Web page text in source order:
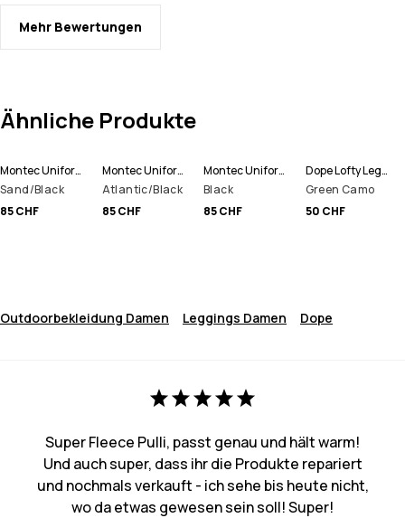
Mehr Bewertungen
Ähnliche Produkte
Montec Uniform W Fleece Hoodie Damen
Sand/Black
85 CHF
Montec Uniform W Fleece Hoodie Damen
Atlantic/Black
85 CHF
Montec Uniform W Fleece Hoodie Damen
Black
85 CHF
Dope Lofty Leggings Damen
Green Camo
50 CHF
Outdoorbekleidung Damen Leggings Damen Dope
Super Fleece Pulli, passt genau und hält warm!
Und auch super, dass ihr die Produkte repariert
und nochmals verkauft - ich sehe bis heute nicht,
wo da etwas gewesen sein soll! Super!